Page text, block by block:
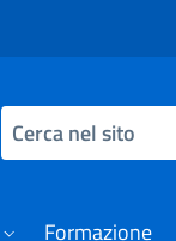
Cerca nel sito
Formazione